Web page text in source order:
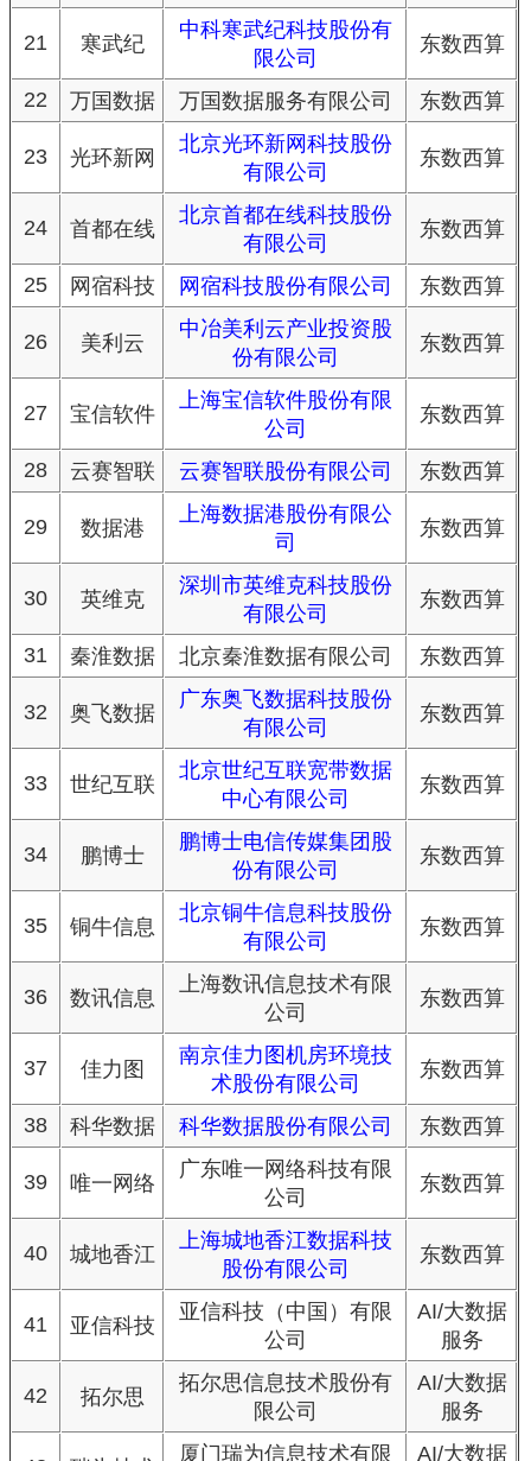
21 寒武纪
中科寒武纪科技股份有
限公司
东数西算
22 万国数据 万国数据服务有限公司 东数西算
23 光环新网
北京光环新网科技股份
有限公司
东数西算
24 首都在线
北京首都在线科技股份
有限公司
东数西算
25 网宿科技 网宿科技股份有限公司 东数西算
26 美利云
中冶美利云产业投资股
份有限公司
东数西算
27 宝信软件
上海宝信软件股份有限
公司
东数西算
28 云赛智联 云赛智联股份有限公司 东数西算
29 数据港
上海数据港股份有限公
司
东数西算
30 英维克
深圳市英维克科技股份
有限公司
东数西算
31 秦淮数据 北京秦淮数据有限公司 东数西算
32 奥飞数据
广东奥飞数据科技股份
有限公司
东数西算
33 世纪互联
北京世纪互联宽带数据
中心有限公司
东数西算
34 鹏博士
鹏博士电信传媒集团股
份有限公司
东数西算
35 铜牛信息
北京铜牛信息科技股份
有限公司
东数西算
36 数讯信息
上海数讯信息技术有限
公司
东数西算
37 佳力图
南京佳力图机房环境技
术股份有限公司
东数西算
38 科华数据 科华数据股份有限公司 东数西算
39 唯一网络
广东唯一网络科技有限
公司
东数西算
40 城地香江
上海城地香江数据科技
股份有限公司
东数西算
41 亚信科技
亚信科技（中国）有限
公司
AI/大数据
服务
42 拓尔思
拓尔思信息技术股份有
限公司
AI/大数据
服务
厦门瑞为信息技术有限 AI/大数据